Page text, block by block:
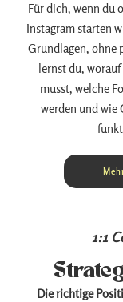
Für dich, wenn du
Instagram starten
Grundlagen, ohne
lernst du,
musst, welche
werden und wie
1:1
Die richtige